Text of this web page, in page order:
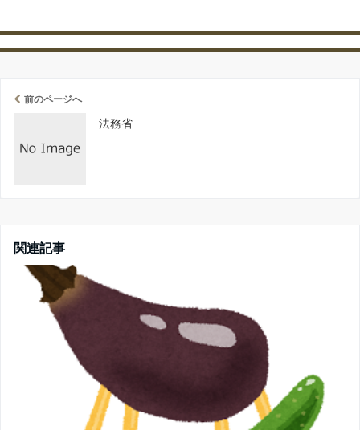
前のページへ
法務省
関連記事